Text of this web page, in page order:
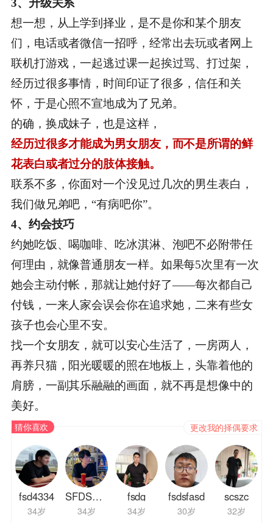
想一想，从上学到择业，是不是你和某个朋友
们，电话或者微信一招呼，经常出去玩或者网上
联机打游戏，一起逃过课一起挨过骂、打过架，
经历过很多事情，时间印证了很多，信任和关
怀，于是心照不宣地成为了兄弟。
的确，换成妹子，也是这样，
经历过很多才能成为男女朋友，而不是所谓的鲜
花表白或者过分的肢体接触。
联系不多，你面对一个没见过几次的男生表白，
我们做兄弟吧，“有病吧你”。
4、约会技巧
约她吃饭、喝咖啡、吃冰淇淋、泡吧不必附带任
何理由，就像普通朋友一样。如果每5次里有一次
她会主动付帐，那就让她付好了——每次都自己
付钱，一来人家会误会你在追求她，二来有些女
孩子也会心里不安。
找一个女朋友，就可以安心生活了，一房两人，
再养只猫，阳光暖暖的照在地板上，头靠着他的
肩膀，一副其乐融融的画面，就不再是想像中的
美好。
猜你喜欢 更改我的择偶要求
fsd4334
34岁
SFDSAFCSX
34岁
fsdg
34岁
fsdsfasd
30岁
scszc
32岁